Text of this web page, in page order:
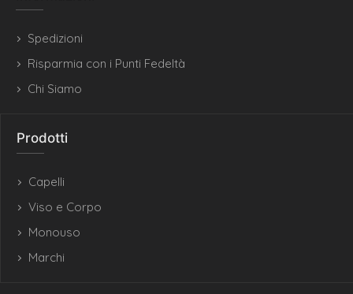
Spedizioni
Risparmia con i Punti Fedeltà
Chi Siamo
Prodotti
Capelli
Viso e Corpo
Monouso
Marchi